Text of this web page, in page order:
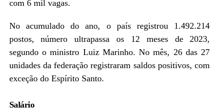
com 6 mil vagas.
No acumulado do ano, o país registrou 1.492.214
postos, número ultrapassa os 12 meses de 2023,
segundo o ministro Luiz Marinho. No mês, 26 das 27
unidades da federação registraram saldos positivos, com
exceção do Espírito Santo.
Salário